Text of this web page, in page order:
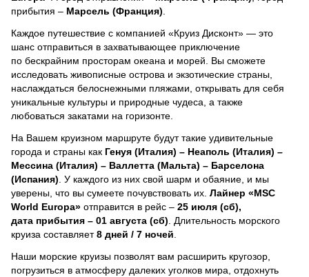
прибытия – Марсель (Франция)
Каждое путешествие с компанией «Круиз Дисконт» — это
шанс отправиться в захватывающее приключение
по бескрайним просторам океана и морей. Вы сможете
исследовать живописные острова и экзотические страны,
наслаждаться белоснежными пляжами, открывать для себя
уникальные культуры и природные чудеса, а также
любоваться закатами на горизонте.
На Вашем круизном маршруте будут такие удивительные
города и страны как Генуя (Италия) – Неаполь (Италия) –
Мессина (Италия) – Валлетта (Мальта) – Барселона
(Испания) . У каждого из них свой шарм и обаяние, и мы
уверены, что вы сумеете почувствовать их. Лайнер «MSC
World Europa» отправится в рейс – 25 июля (сб),
дата прибытия – 01 августа (сб) . Длительность морского
круиза составляет8 дней / 7 ночей
Наши морские круизы позволят вам расширить кругозор,
погрузиться в атмосферу далеких уголков мира, отдохнуть